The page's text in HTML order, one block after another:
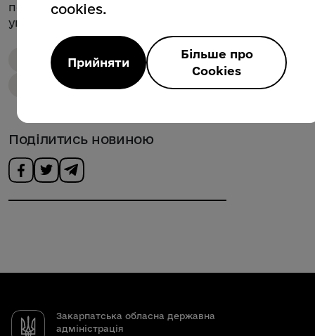
переміщених осіб і створення для них якісних
умов проживання на Закарпатті.
Міжрегіональна співпраця Підтримка ВПО
Поділитись новиною
Закарпатська обласна державна
адміністрація
cookies.
Прийняти
Більше про
Cookies